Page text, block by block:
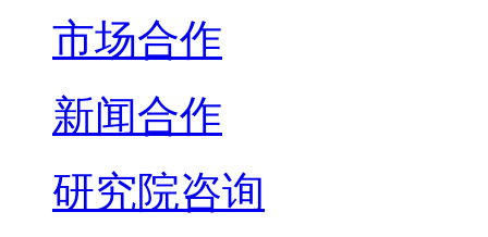
市场合作
新闻合作
研究院咨询